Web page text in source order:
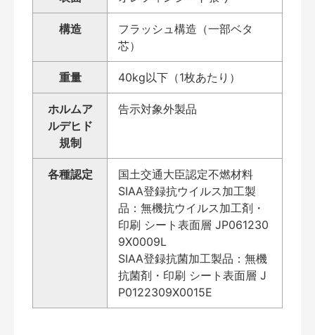
構造
フラッシュ構造（一部ベタ
芯）
重量 40kg以下（1枚あたり）
ホルムア
ルデヒド
規制
告示対象外製品
各種認定
国土交通大臣認定不燃材料
SIAA登録抗ウイルス加工製
品：無機抗ウイルス加工剤・
印刷 シート表面層 JP061230
9X0009L
SIAA登録抗菌加工製品：無機
抗菌剤・印刷 シート表面層 J
P0122309X0015E